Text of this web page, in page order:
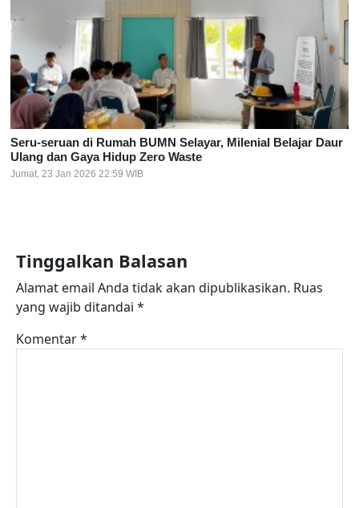
Seru-seruan di Rumah BUMN Selayar, Milenial Belajar Daur
Ulang dan Gaya Hidup Zero Waste
Jumat, 23 Jan 2026 22:59 WIB
Tinggalkan Balasan
Alamat email Anda tidak akan dipublikasikan. Ruas
yang wajib ditandai *
Komentar*